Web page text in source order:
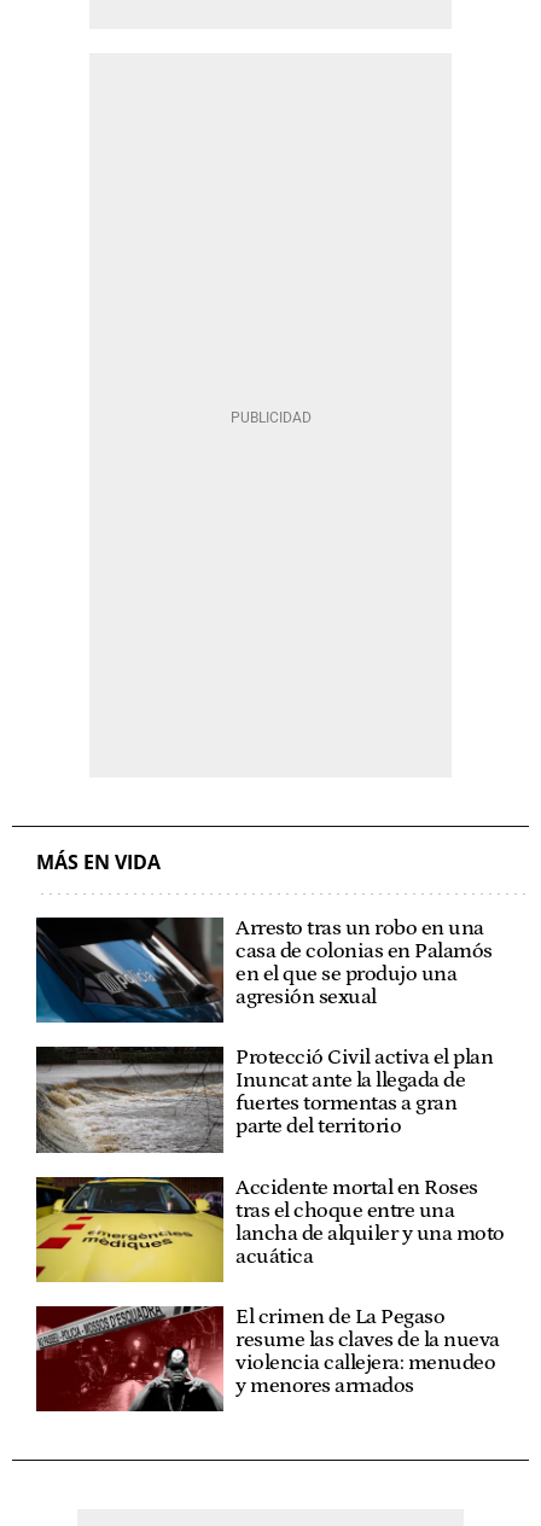
MÁS EN VIDA
Arresto tras un robo en una
casa de colonias en Palamós
en el que se produjo una
agresión sexual
Protecció Civil activa el plan
Inuncat ante la llegada de
fuertes tormentas a gran
parte del territorio
Accidente mortal en Roses
tras el choque entre una
lancha de alquiler y una moto
acuática
El crimen de La Pegaso
resume las claves de la nueva
violencia callejera: menudeo
y menores armados